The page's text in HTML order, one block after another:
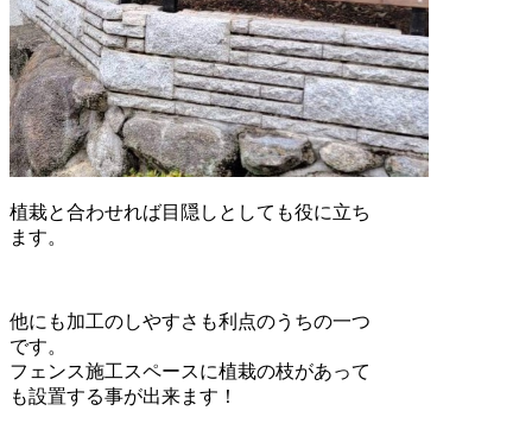
植栽と合わせれば目隠しとしても役に立ち
ます。
他にも加工のしやすさも利点のうちの一つ
です。
フェンス施工スペースに植栽の枝があって
も設置する事が出来ます！